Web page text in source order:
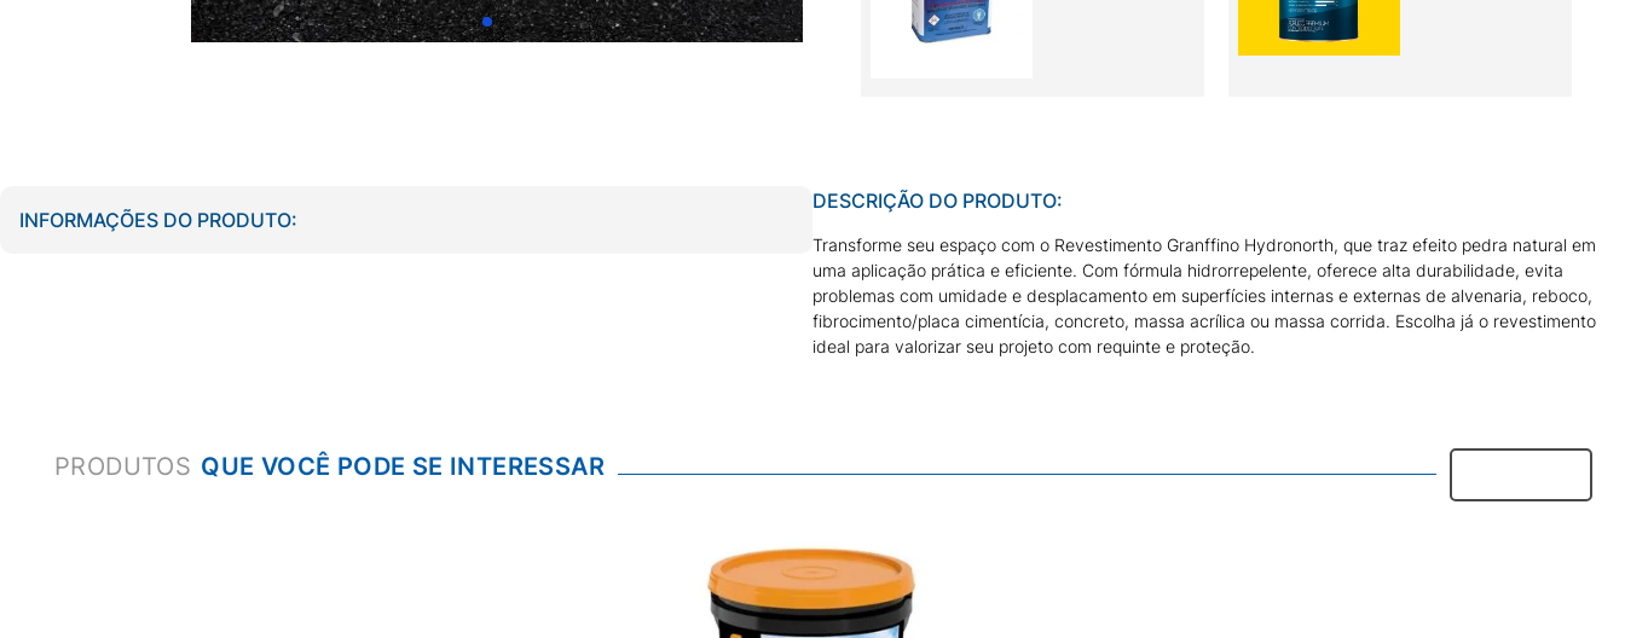
INFORMAÇÕES DO PRODUTO:
DESCRIÇÃO DO PRODUTO:
Transforme seu espaço com o Revestimento Granffino Hydronorth, que traz efeito pedra natural em
uma aplicação prática e eficiente. Com fórmula hidrorrepelente, oferece alta durabilidade, evita
problemas com umidade e desplacamento em superfícies internas e externas de alvenaria, reboco,
fibrocimento/placa cimentícia, concreto, massa acrílica ou massa corrida. Escolha já o revestimento
ideal para valorizar seu projeto com requinte e proteção.
PRODUTOS